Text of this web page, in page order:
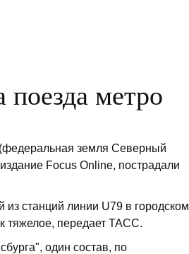
поезда метро
(федеральная земля Северный
Focus Online, пострадали
станций линии U79 в городском
тяжелое, передает ТАСС.
один состав, по